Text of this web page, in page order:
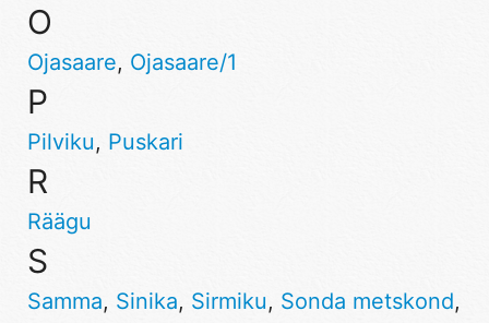
O
Ojasaare, Ojasaare/1
P
Pilviku, Puskari
R
Räägu
S
Samma, Sinika, Sirmiku, Sonda metskond,